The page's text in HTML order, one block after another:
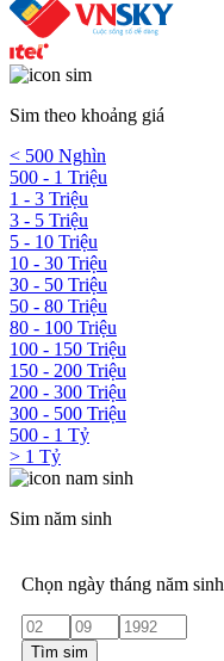
Sim theo khoảng giá
< 500 Nghìn
500 - 1 Triệu
1 - 3 Triệu
3 - 5 Triệu
5 - 10 Triệu
10 - 30 Triệu
30 - 50 Triệu
50 - 80 Triệu
80 - 100 Triệu
100 - 150 Triệu
150 - 200 Triệu
200 - 300 Triệu
300 - 500 Triệu
500 - 1 Tỷ
> 1 Tỷ
Sim năm sinh
Chọn ngày tháng năm sinh
Tìm sim